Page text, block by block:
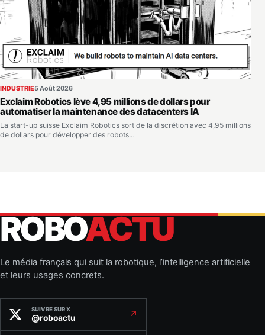
INDUSTRIE5 Août 2026
Exclaim Robotics lève 4,95 millions de dollars pour
automatiser la maintenance des datacenters IA
La start-up suisse Exclaim Robotics sort de la discrétion avec 4,95 millions
de dollars pour développer des robots…
ROBOACTU
Le média français qui suit la robotique, l’intelligence artificielle
et leurs usages concrets.
SUIVRE SUR X
@roboactu ↗